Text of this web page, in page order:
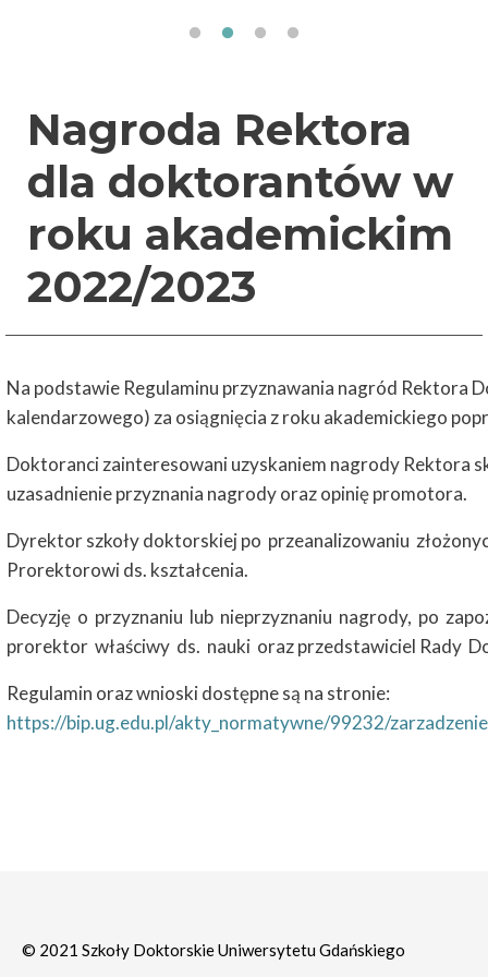
Nagroda Rektora
dla doktorantów w
roku akademickim
2022/2023
Na podstawie Regulaminu przyznawania nagród
kalendarzowego) za osiągnięcia z roku akademickiego
Doktoranci zainteresowani uzyskaniem nagrody Rektora
uzasadnienie przyznania nagrody oraz opinię promotora.
Dyrektor szkoły doktorskiej po przeanalizowaniu
Prorektorowi ds. kształcenia.
Decyzję o przyznaniu lub nieprzyznaniu nagrody, po
prorektor właściwy ds. nauki oraz przedstawiciel Rady
Regulamin oraz wnioski dostępne są na stronie:
https://bip.ug.edu.pl/akty_normatywne/99232/
© 2021 Szkoły Doktorskie Uniwersytetu Gdańskiego